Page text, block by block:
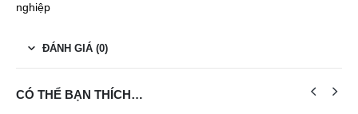
nghiệp
ĐÁNH GIÁ (0)
CÓ THỂ BẠN THÍCH…